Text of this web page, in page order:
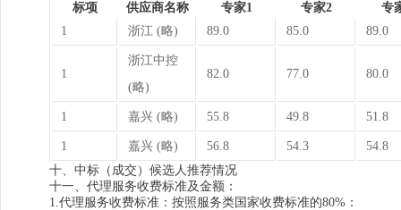
标项
供应商名称 专家1 专家2
专
1
浙江 (略) 89.0 85.0 89.0
1
浙江中控
(略)
82.0 77.0 80.0
1 嘉兴 (略) 55.8 49.8 51.8
1 嘉兴 (略) 56.8 54.3
54.8
十、中标（成交）候选人推荐情况
十一、代理服务收费标准及金额：
1.代理服务收费标准：按照服务类国家收费标准的80%：